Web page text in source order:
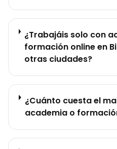
¿Trabajáis solo con
formación online en
otras ciudades?
¿Cuánto cuesta el
academia o